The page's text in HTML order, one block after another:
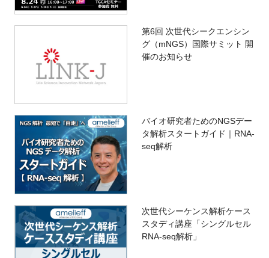
第6回 次世代シークエンシン
グ（mNGS）国際サミット 開
催のお知らせ
バイオ研究者ためのNGSデー
タ解析スタートガイド｜RNA-
seq解析
次世代シーケンス解析ケース
スタディ講座「シングルセル
RNA-seq解析」